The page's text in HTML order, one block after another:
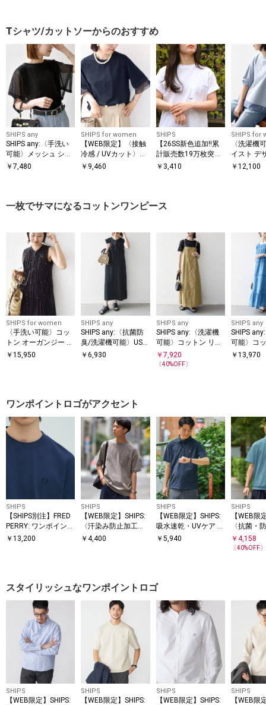
Tシャツ/カットソーからのおすすめ
SHIPS any
SHIPS any:〈手洗い
可能〉メッシュ シア
ー ハンカチ スリーブ
￥ 7,480
SHIPS for women
【WEB限定】〈接触
冷感 / UVカット〉シ
アー オーガンジー コ
￥ 9,460
SHIPS
【26SS新色追加!!累
計販売数19万枚突
破!!】【WEB限定】S
￥ 3,410
SHIPS for
〈洗濯機
イスト デ
ー ドッキ
￥12,100
一枚でサマになるコットンワンピース
SHIPS for women
〈手洗い可能〉コッ
トン オーガンジー 刺
繍 ウエスト ドロスト
￥ 15,950
SHIPS any
SHIPS any:〈抗菌防
臭/洗濯機可能〉USA
コットン ヘンリーネ
￥6,930
SHIPS any
SHIPS any:〈洗濯機
可能〉コットン リネ
ン テントライン キャ
ミ ワンピース
￥ 7,920
〔40%OFF〕
SHIPS any
SHIPS
可能〉コ
クス レー
￥13,970
ワンポイントロゴがアクセント
SHIPS
【SHIPS別注】FRED
PERRY: ワンポイント
ロゴ ピケ Tシャツ 26
￥ 13,200
SHIPS
【WEB限定】SHIPS:
〈汗染み防止加工〉
ワンポイントロゴ ビ
￥4,400
SHIPS
【WEB限定】SHIPS:
吸水速乾・UVケア Dr
ymix（R）ワンポイ
￥ 5,940
SHIPS
【WEB限
〈抗菌・
ポイント
アイ 半袖
￥4,158
〔40%OFF〕
スタイリッシュなワンポイントロゴ
SHIPS
【WEB限定】SHIPS:
SHIPS
【WEB限定】SHIPS:
SHIPS
【WEB限定】SHIPS:
SHIPS
【WEB限